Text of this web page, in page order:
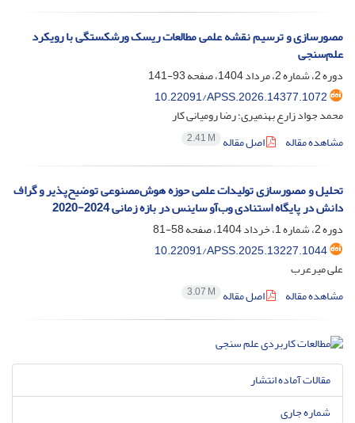
مصورسازی و ترسیم نقشه علمی مطالعات ریسک ورشکستگی با رویکرد
علم‌سنجی
دوره 2، شماره 2، مرداد 1404، صفحه
93-141
10.22091/APSS.2026.14377.1072
محمد جواد زارع بهنمیری؛ رضا رومیانی کار
مشاهده مقاله
اصل مقاله 2.41 M
تحلیل و مصورسازی تولیدات علمی حوزه هوش‌مصنوعی توضیح‌پذیر و گراف
دانش در پایگاه استنادی وب‌آو ساینس در بازه زمانی 2024-2020
دوره 2، شماره 1، خرداد 1404، صفحه
58-81
10.22091/APSS.2025.13227.1044
علی میرعرب
مشاهده مقاله
اصل مقاله 3.07 M
مقالات آماده انتشار
شماره جاری